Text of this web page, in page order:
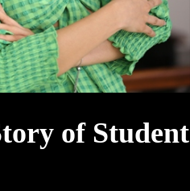
of Student